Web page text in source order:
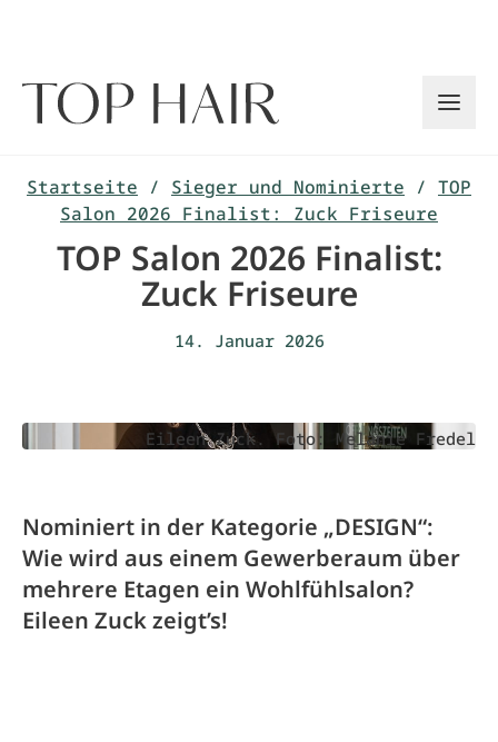
Startseite / Sieger und Nominierte / TOP
Salon 2026 Finalist: Zuck Friseure
TOP Salon 2026 Finalist:
Zuck Friseure
14. Januar 2026
Eileen Zuck. Foto: Melanie Fredel
Nominiert in der Kategorie „DESIGN“:
Wie wird aus einem Gewerberaum über
mehrere Etagen ein Wohlfühlsalon?
Eileen Zuck zeigt’s!